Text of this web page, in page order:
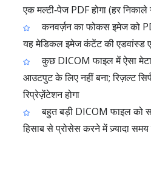
एक मल्टी‑पेज PDF होगा (हर
कनवर्ज़न का फोकस इमेज को
यह मेडिकल इमेज कंटेंट की एडवांस्ड
कुछ DICOM फाइल में ऐसा
आउटपुट के लिए नहीं बना; रिज़ल्ट
रिप्रेज़ेंटेशन होगा
बहुत बड़ी DICOM फाइल को
हिसाब से प्रोसेस करने में ज़्यादा